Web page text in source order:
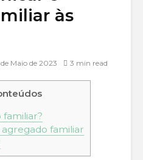
às
de Maio de 2023 3 min read
familiar?
familiar